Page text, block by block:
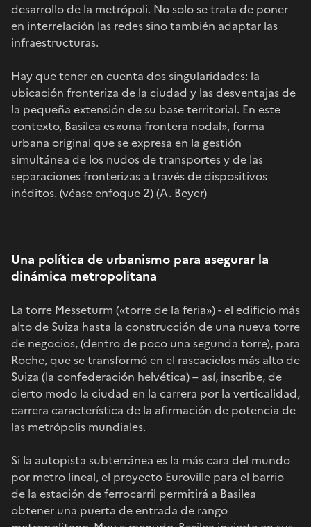
desarrollo de la metrópoli. No solo se trata de poner
en interrelación las redes sino también adaptar las
infraestructuras.
Hay que tener en cuenta dos singularidades: la
ubicación fronteriza de la ciudad y las desventajas de
la pequeña extensión de su base territorial. En este
contexto, Basilea es «una frontera nodal», forma
urbana original que se expresa en la gestión
simultánea de los nudos de transportes y de las
separaciones fronterizas a través de dispositivos
inéditos. (véase enfoque 2) (A. Beyer)
Una política de urbanismo para asegurar la
dinámica metropolitana
La torre Messeturm («torre de la feria») - el edificio más
alto de Suiza hasta la construcción de una nueva torre
de negocios, (dentro de poco una segunda torre), para
Roche, que se transformó en el rascacielos más alto de
Suiza (la confederación helvética) – así, inscribe, de
cierto modo la ciudad en la carrera por la verticalidad,
carrera característica de la afirmación de potencia de
las metrópolis mundiales.
Si la autopista subterránea es la más cara del mundo
por metro lineal, el proyecto Euroville para el barrio
de la estación de ferrocarril permitirá a Basilea
obtener una puerta de entrada de rango